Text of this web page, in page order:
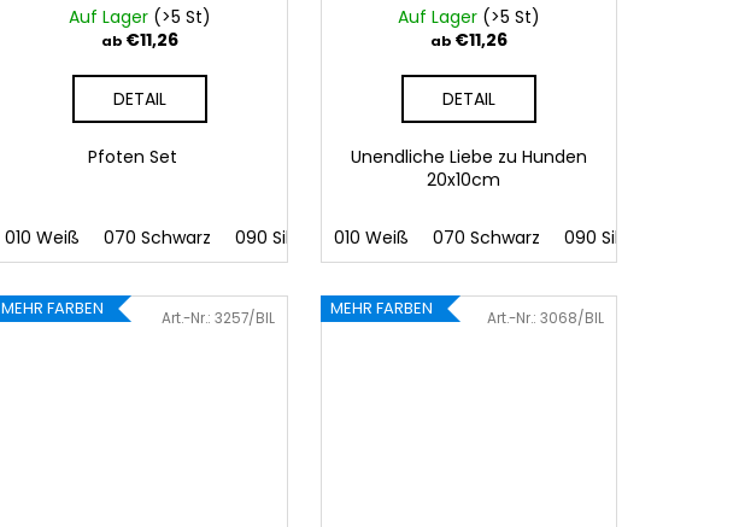
091 Gold 032 Rot 041 Rosa 086 Blau 062 Grün 022 Gelb 800 Braun
Auf Lager (>5 St)
ab€11,26
DETAIL
Pfoten Set
010 Weiß 070 Schwarz 090 Silber 091 Gold 032 Rot 041 Rosa
Auf Lager (>5 St)
ab€11,26
DETAIL
Unendliche Liebe zu Hunden
20x10cm
010 Weiß 070 Schwarz 090 Silber
MEHR FARBEN Art.-Nr.: 3257/BIL MEHR FARBEN Art.-Nr.: 3068/BIL